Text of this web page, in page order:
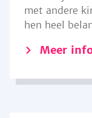
met andere
hen heel
Meer